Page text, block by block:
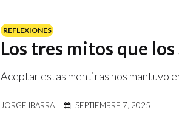
REFLEXIONES
Los tres mitos que
Aceptar estas mentiras nos mantuvo
JORGE IBARRA SEPTIEMBRE 7, 2025